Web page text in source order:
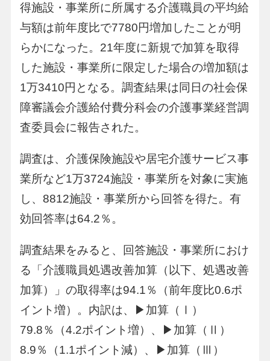
得施設・事業所に所属する介護職員の平均給
与額は前年度比で7780円増加したことが明
らかになった。21年度に新規で加算を取得
した施設・事業所に限定した場合の増加額は
1万3410円となる。調査結果は同日の社会保
障審議会介護給付費分科会の介護事業経営調
査委員会に報告された。
調査は、介護保険施設や居宅介護サービス事
業所など1万3724施設・事業所を対象に実施
し、8812施設・事業所から回答を得た。有
効回答率は64.2％。
調査結果をみると、回答施設・事業所におけ
る「介護職員処遇改善加算（以下、処遇改善
加算）」の取得率は94.1％（前年度比0.6ポ
イント増）。内訳は、▶加算（Ⅰ）
79.8％（4.2ポイント増）、▶加算（Ⅱ）
8.9％（1.1ポイント減）、▶加算（Ⅲ）